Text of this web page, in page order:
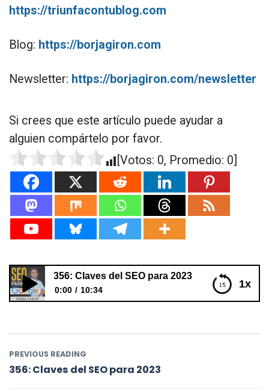
https://triunfacontublog.com
Blog: https://borjagiron.com
Newsletter: https://borjagiron.com/newsletter
Si crees que este artículo puede ayudar a
alguien compártelo por favor.
[Votos: 0, Promedio: 0
1x
356: Claves del SEO para 2023
0:00 10:34
PREVIOUS READING
356: Claves del SEO para 2023